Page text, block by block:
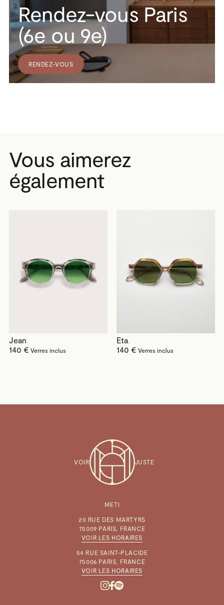
Rendez-vous Paris
(6e ou 9e)
RENDEZ-VOUS
Vous aimerez
également
Jean
140 €
Eta
140 €
VOIR JUSTE
METI
20 RUE DES MARTYRS
75009 PARIS, FRANCE
VOIR LES HORAIRES
54 RUE SAINT-PLACIDE
75006 PARIS, FRANCE
VOIR LES HORAIRES